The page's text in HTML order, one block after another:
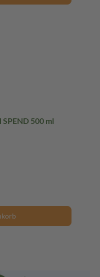
SPEND 500 ml